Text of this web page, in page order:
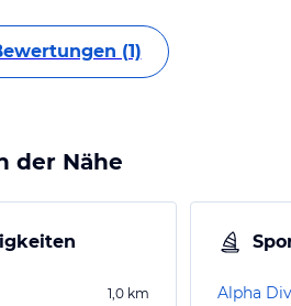
(1)
der Nähe
1,0 km Alpha